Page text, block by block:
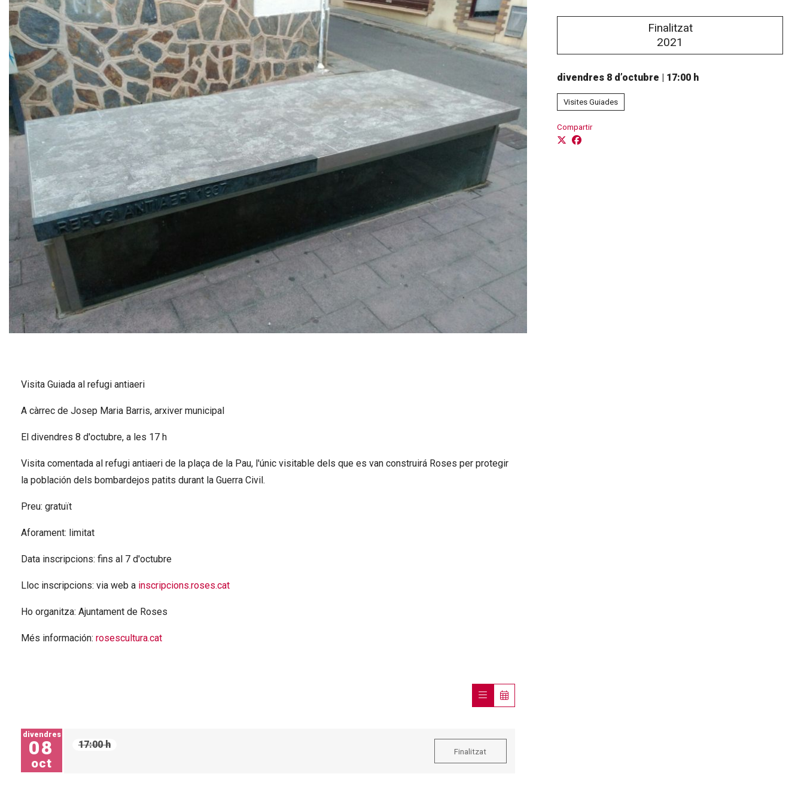
Finalitzat
2021
divendres 8 d’octubre 17:00 h
Visites Guiades
Compartir
Visita Guiada al refugi antiaeri
A càrrec de Josep Maria Barris, arxiver municipal
El divendres 8 d'octubre, a les 17 h
Visita comentada al refugi antiaeri de la plaça de la Pau, l'únic visitable dels que es van construirá Roses per protegir
la población dels bombardejos patits durant la Guerra Civil.
Preu: gratuït
Aforament: limitat
Data inscripcions: fins al 7 d'octubre
Lloc inscripcions: via web a inscripcions.roses.cat
Ho organitza: Ajuntament de Roses
Més información: rosescultura.cat
divendres
08
oct
17:00 h
Finalitzat